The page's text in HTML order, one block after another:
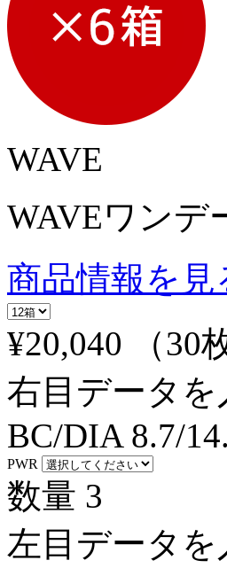
WAVE
WAVEワンデ
商品情報を見
¥20,040
（30
右目データを
BC/DIA 8.7/
PWR
数量 3
左目データを